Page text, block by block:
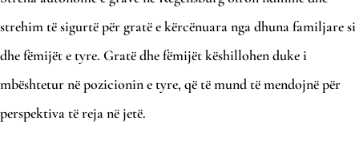
strehim të sigurtë për gratë e kërcënuara nga dhuna familjare si
dhe fëmijët e tyre. Gratë dhe fëmijët këshillohen duke i
mbështetur në pozicionin e tyre, që të mund të mendojnë për
perspektiva të reja në jetë.